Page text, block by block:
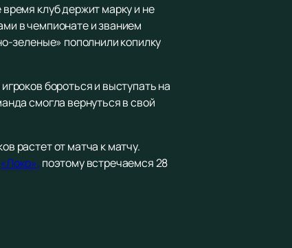
клуб держит марку и не
в чемпионате и званием
зеленые» пополнили копилку
бороться и выступать на
смогла вернуться в свой
растет от матча к матчу.
«Локо», поэтому встречаемся 28